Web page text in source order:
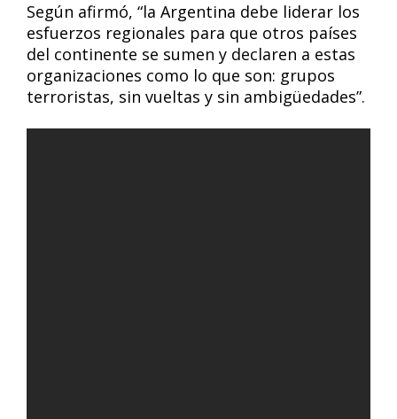
Según afirmó, “la Argentina debe liderar los
esfuerzos regionales para que otros países
del continente se sumen y declaren a estas
organizaciones como lo que son: grupos
terroristas, sin vueltas y sin ambigüedades”.